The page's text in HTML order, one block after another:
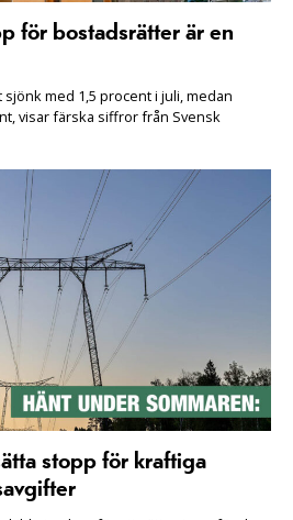
för bostadsrätter är en
med 1,5 procent i juli, medan
visar färska siffror från Svensk
stopp för kraftiga